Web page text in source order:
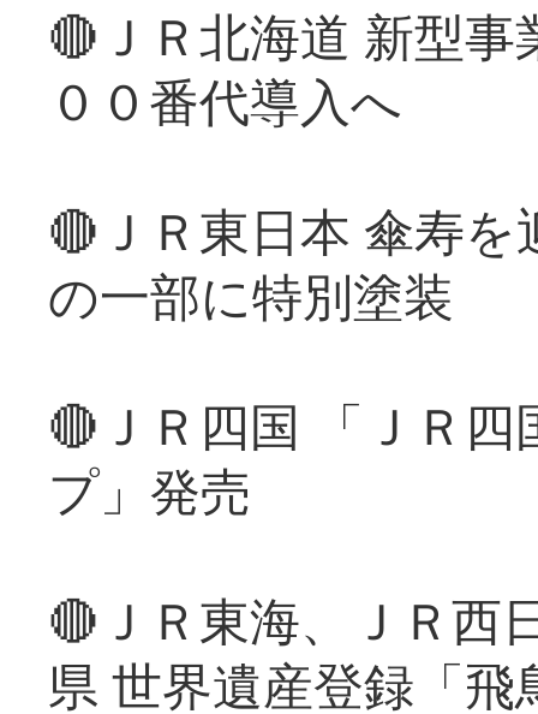
🔴ＪＲ北海道 新型
００番代導入へ
🔴ＪＲ東日本 傘寿
の一部に特別塗装
🔴ＪＲ四国 「ＪＲ
プ」発売
🔴ＪＲ東海、ＪＲ西
県 世界遺産登録「